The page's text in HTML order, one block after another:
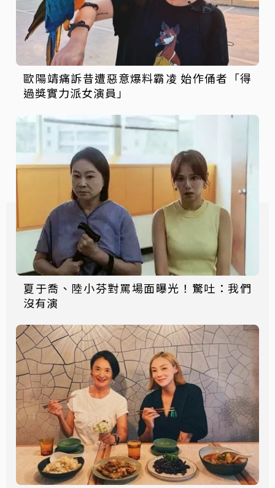
歐陽靖痛訴昔遭惡意爆料霸凌 始作俑者「得
過獎實力派女演員」
夏于喬、陸小芬對罵場面曝光！驚吐：我們
沒有演